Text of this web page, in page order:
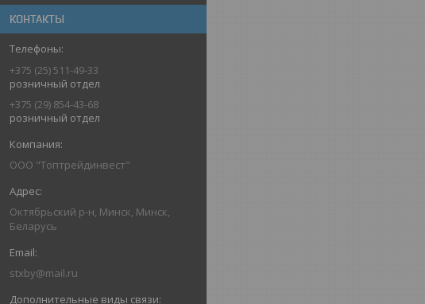
КОНТАКТЫ
+375 (25) 511-49-33
розничный отдел
+375 (29) 854-43-68
розничный отдел
ООО "Топтрейдинвест"
Октябрьский р-н, Минск, Минск,
Беларусь
stxby@mail.ru